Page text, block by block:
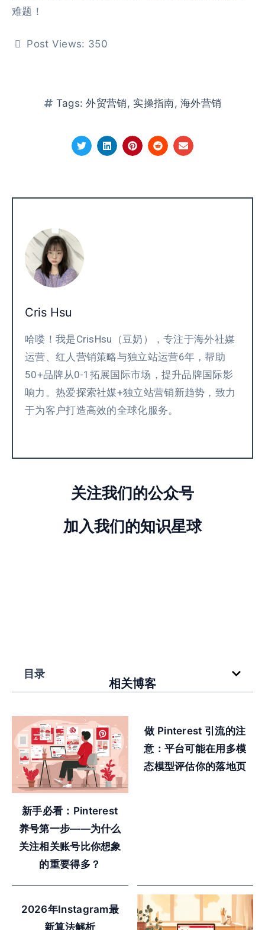
难题！
Post Views: 350
Tags:外贸营销, 实操指南,海外营销
Cris Hsu
哈喽！我是CrisHsu（豆奶），专注于海外社媒
运营、红人营销策略与独立站运营6年，帮助
50+品牌从0-1拓展国际市场，提升品牌国际影
响力。热爱探索社媒+独立站营销新趋势，致力
于为客户打造高效的全球化服务。
关注我们的公众号
加入我们的知识星球
目录
相关博客
新手必看：Pinterest
养号第一步——为什么
关注相关账号比你想象
的重要得多？
做 Pinterest 引流的注
意：平台可能在用多模
态模型评估你的落地页
2026年Instagram最
新算法解析